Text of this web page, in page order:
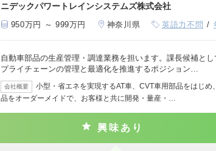
ニデックパワートレインシステムズ株式会社
950万円 ～ 999万円 神奈川県 英語力不問
自動車部品の生産管理・調達業務を担います。課長候補と
プライチェーンの管理と最適化を推進するポジション…
会社概要
小型・省エネを実現するAT車、CVT車用部品をはじめ
品をオーダーメイドで、お客様と共に開発・量産・…
興味あり